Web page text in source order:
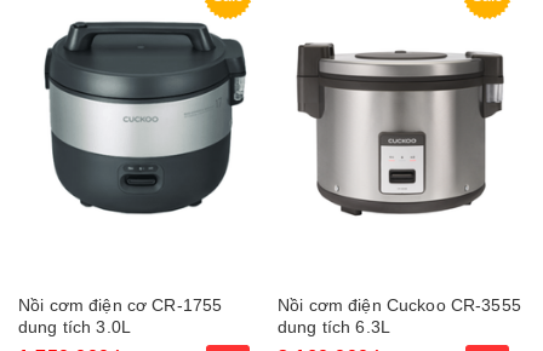
Nồi cơm điện cơ CR-1755
dung tích 3.0L
Nồi cơm điện Cuckoo CR-3555
dung tích 6.3L